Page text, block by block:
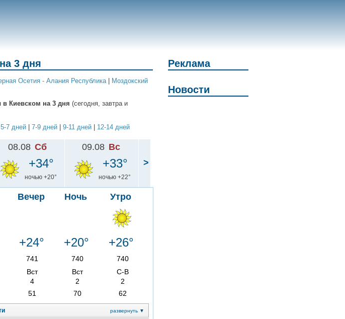
3 дня
Осетия - Алания Республика|
Моздокский
в Киевском на 3 дня (сегодня, завтра и
5-7 дней 7-9 дней 9-11 дней 12-14 дней
Вечер Ночь Утро
+24° +20° +26°
741 740 740
Вст Вст С-В
4 2 2
51 70 62
развернуть ▼
08.08 Сб
+34°
ночью +20°
09.08 Вс
+33°
ночью +22°
>
Реклама
Новости